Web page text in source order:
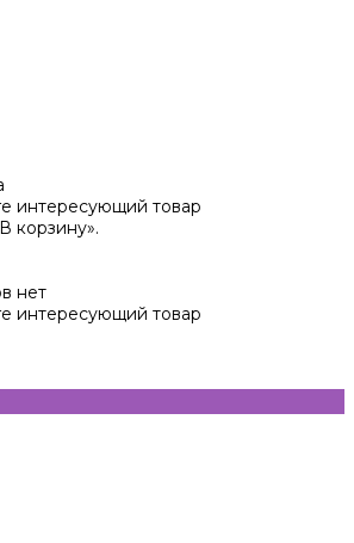
интересующий товар
корзину».
нет
интересующий товар